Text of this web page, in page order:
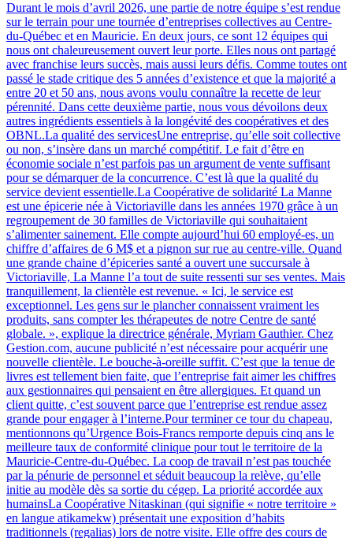
Durant le mois d’avril 2026, une partie de notre équipe s’est rendue
sur le terrain pour une tournée d’entreprises collectives au Centre-
du-Québec et en Mauricie. En deux jours, ce sont 12 équipes qui
nous ont chaleureusement ouvert leur porte. Elles nous ont partagé
avec franchise leurs succès, mais aussi leurs défis. Comme toutes ont
passé le stade critique des 5 années d’existence et que la majorité a
entre 20 et 50 ans, nous avons voulu connaître la recette de leur
pérennité. Dans cette deuxième partie, nous vous dévoilons deux
autres ingrédients essentiels à la longévité des coopératives et des
OBNL.La qualité des servicesUne entreprise, qu’elle soit collective
ou non, s’insère dans un marché compétitif. Le fait d’être en
économie sociale n’est parfois pas un argument de vente suffisant
pour se démarquer de la concurrence. C’est là que la qualité du
service devient essentielle.La Coopérative de solidarité La Manne
est une épicerie née à Victoriaville dans les années 1970 grâce à un
regroupement de 30 familles de Victoriaville qui souhaitaient
s’alimenter sainement. Elle compte aujourd’hui 60 employé-es, un
chiffre d’affaires de 6 M$ et a pignon sur rue au centre-ville. Quand
une grande chaine d’épiceries santé a ouvert une succursale à
Victoriaville, La Manne l’a tout de suite ressenti sur ses ventes. Mais
tranquillement, la clientèle est revenue. « Ici, le service est
exceptionnel. Les gens sur le plancher connaissent vraiment les
produits, sans compter les thérapeutes de notre Centre de santé
globale. », explique la directrice générale, Myriam Gauthier. Chez
Gestion.com, aucune publicité n’est nécessaire pour acquérir une
nouvelle clientèle. Le bouche-à-oreille suffit. C’est que la tenue de
livres est tellement bien faite, que l’entreprise fait aimer les chiffres
aux gestionnaires qui pensaient en être allergiques. Et quand un
client quitte, c’est souvent parce que l’entreprise est rendue assez
grande pour engager à l’interne.Pour terminer ce tour du chapeau,
mentionnons qu’Urgence Bois-Francs remporte depuis cinq ans le
meilleure taux de conformité clinique pour tout le territoire de la
Mauricie-Centre-du-Québec. La coop de travail n’est pas touchée
par la pénurie de personnel et séduit beaucoup la relève, qu’elle
initie au modèle dès sa sortie du cégep. La priorité accordée aux
humainsLa Coopérative Nitaskinan (qui signifie « notre territoire »
en langue atikamekw) présentait une exposition d’habits
traditionnels (regalias) lors de notre visite. Elle offre des cours de